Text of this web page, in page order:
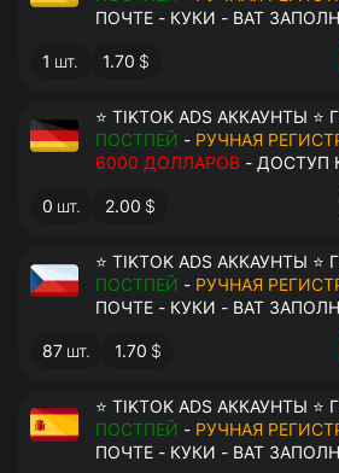
ПОЧТЕ - КУКИ - ВАТ
1 шт. 1.70 $
⭐ TIKTOK ADS АККАУНТЫ
ПОСТПЕЙ - РУЧНАЯ
6000 ДОЛЛАРОВ - ДОСТУП
ЗАПОЛНЕН - ПЕРЕДАЧА В
0 шт. 2.00 $
⭐ TIKTOK ADS АККАУНТЫ
ПОСТПЕЙ - РУЧНАЯ
ПОЧТЕ - КУКИ - ВАТ
87 шт. 1.70 $
⭐ TIKTOK ADS АККАУНТЫ
ПОСТПЕЙ - РУЧНАЯ
ПОЧТЕ - КУКИ - ВАТ